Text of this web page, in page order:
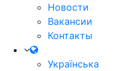
Новости
Вакансии
Контакты
Українська